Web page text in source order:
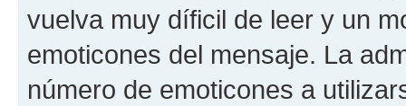
vuelva muy díficil de leer y un
emoticones del mensaje. La
número de emoticones a